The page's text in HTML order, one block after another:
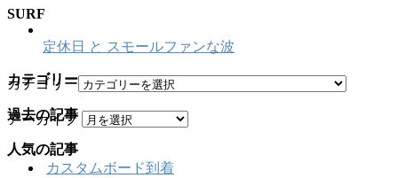
SURF
定休日 と スモールファンな波
カテゴリー
カテゴリー
過去の記事
アーカイブ
人気の記事
カスタムボード到着